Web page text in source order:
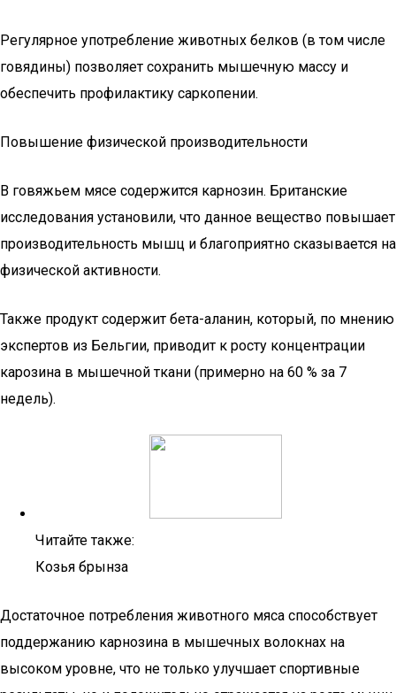
Регулярное употребление животных белков (в том числе
говядины) позволяет сохранить мышечную массу и
обеспечить профилактику саркопении.
Повышение физической производительности
В говяжьем мясе содержится карнозин. Британские
исследования установили, что данное вещество повышает
производительность мышц и благоприятно сказывается на
физической активности.
Также продукт содержит бета-аланин, который, по мнению
экспертов из Бельгии, приводит к росту концентрации
карозина в мышечной ткани (примерно на 60 % за 7
недель).
Читайте также:
Козья брынза
Достаточное потребления животного мяса способствует
поддержанию карнозина в мышечных волокнах на
высоком уровне, что не только улучшает спортивные